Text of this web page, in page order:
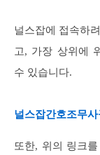
널스잡에 접속하
고, 가장 상위에
수 있습니다.
널스잡간호조무사
또한, 위의 링크